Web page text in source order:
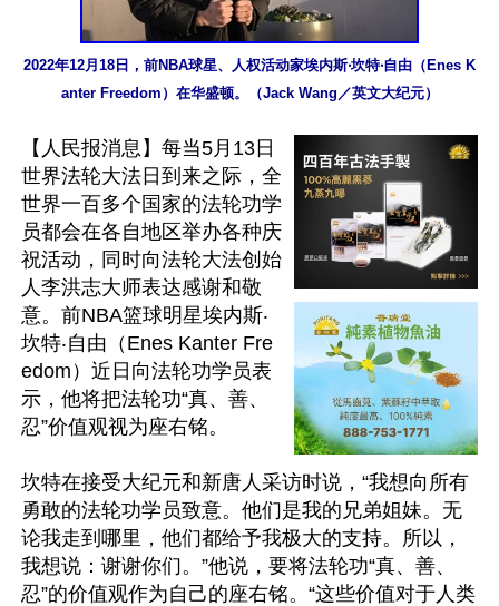
2022年12月18日，前NBA球星、人权活动家埃内斯‧坎特‧自由（Enes K
anter Freedom）在华盛顿。（Jack Wang／英文大纪元）
【人民报消息】每当5月13日
世界法轮大法日到来之际，全
世界一百多个国家的法轮功学
员都会在各自地区举办各种庆
祝活动，同时向法轮大法创始
人李洪志大师表达感谢和敬
意。前NBA篮球明星埃内斯‧
坎特‧自由（Enes Kanter Fre
edom）近日向法轮功学员表
示，他将把法轮功“真、善、
忍”价值观视为座右铭。
坎特在接受大纪元和新唐人采访时说，“我想向所有
勇敢的法轮功学员致意。他们是我的兄弟姐妹。无
论我走到哪里，他们都给予我极大的支持。所以，
我想说：谢谢你们。”他说，要将法轮功“真、善、
忍”的价值观作为自己的座右铭。“这些价值对于人类